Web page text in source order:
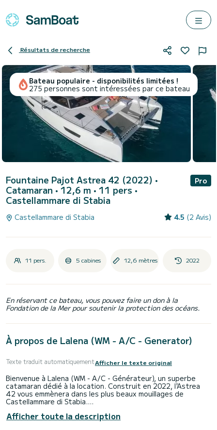
Résultats de recherche
Bateau populaire - disponibilités limitées !
275 personnes sont intéressées par ce bateau
Fountaine Pajot Astrea 42 (2022) •
Catamaran • 12,6 m • 11 pers •
Castellammare di Stabia
Pro
Castellammare di Stabia 4.5 (2 Avis)
11 pers. 5 cabines 12,6 mètres 2022
En réservant ce bateau, vous pouvez faire un don à la
Fondation de la Mer pour soutenir la protection des océans.
À propos de Lalena (WM - A/C - Generator)
Texte traduit automatiquementAfficher le texte original
Bienvenue à Lalena (WM - A/C - Générateur), un superbe
catamaran dédié à la location. Construit en 2022, l'Astrea
42 vous emmènera dans les plus beaux mouillages de
Castellammare di Stabia.
Le bateau dispose de 5 cabines confortables et d'une
capacité de bateau de 11 personnes. D'une longueur totale
Afficher toute la description